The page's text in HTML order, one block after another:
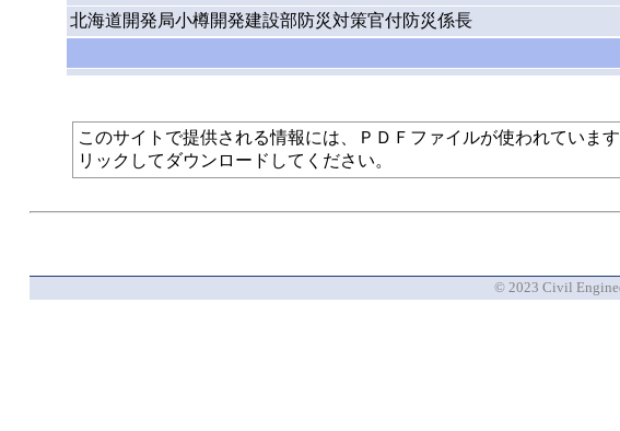
北海道開発局小樽開発建設部防災対策官付防災係長
このサイトで提供される情報には、ＰＤＦファイルが使われていま
リックしてダウンロードしてください。
© 2023 Civil